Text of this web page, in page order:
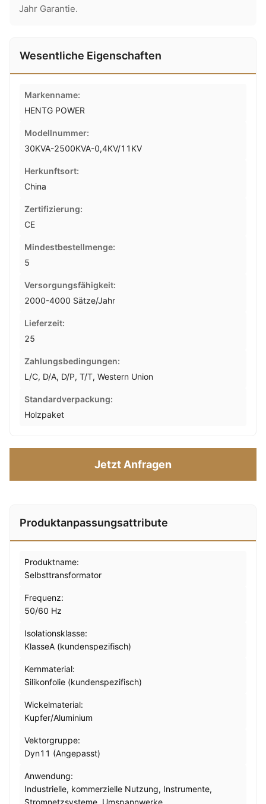
Jahr Garantie.
Wesentliche Eigenschaften
Markenname:
HENTG POWER
Modellnummer:
30KVA-2500KVA-0,4KV/11KV
Herkunftsort:
China
Zertifizierung:
CE
Mindestbestellmenge:
5
Versorgungsfähigkeit:
2000-4000 Sätze/Jahr
Lieferzeit:
25
Zahlungsbedingungen:
L/C, D/A, D/P, T/T, Western Union
Standardverpackung:
Holzpaket
Jetzt Anfragen
Produktanpassungsattribute
Produktname:
Selbsttransformator
Frequenz:
50/60 Hz
Isolationsklasse:
KlasseA (kundenspezifisch)
Kernmaterial:
Silikonfolie (kundenspezifisch)
Wickelmaterial:
Kupfer/Aluminium
Vektorgruppe:
Dyn11 (Angepasst)
Anwendung:
Industrielle, kommerzielle Nutzung, Instrumente,
Stromnetzsysteme, Umspannwerke